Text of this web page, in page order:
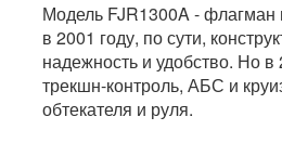
Модель FJR1300A - флагман
в 2001 году, по сути,
надежность и удобство. Но
трекшн-контроль, АБС и
обтекателя и руля.